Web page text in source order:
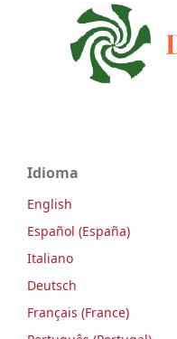
Idioma
English
Español (España)
Italiano
Deutsch
Français (France)